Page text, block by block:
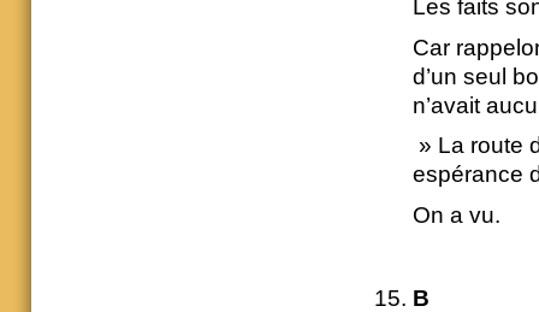
Les faits
Car
d’un seul
n’avait
» La route
espérance
On a vu.
B